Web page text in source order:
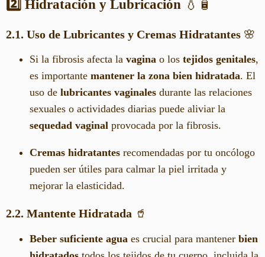
2️⃣ Hidratación y Lubricación 💧🧴
2.1. Uso de Lubricantes y Cremas Hidratantes 🌸
Si la fibrosis afecta la vagina o los tejidos genitales,
es importante mantener la zona bien hidratada. El
uso de lubricantes vaginales durante las relaciones
sexuales o actividades diarias puede aliviar la
sequedad vaginal provocada por la fibrosis.
Cremas hidratantes recomendadas por tu oncólogo
pueden ser útiles para calmar la piel irritada y
mejorar la elasticidad.
2.2. Mantente Hidratada 🥤
Beber suficiente agua es crucial para mantener bien